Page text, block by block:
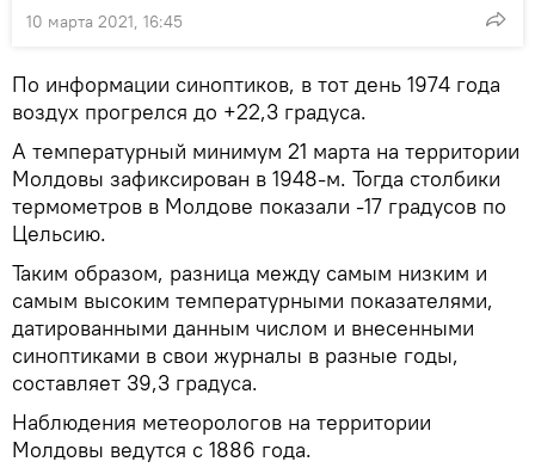
10 марта 2021, 16:45
По информации синоптиков, в тот день 1974 года
воздух прогрелся до +22,3 градуса.
А температурный минимум 21 марта на территории
Молдовы зафиксирован в 1948-м. Тогда столбики
термометров в Молдове показали -17 градусов по
Цельсию.
Таким образом, разница между самым низким и
самым высоким температурными показателями,
датированными данным числом и внесенными
синоптиками в свои журналы в разные годы,
составляет 39,3 градуса.
Наблюдения метеорологов на территории
Молдовы ведутся с 1886 года.